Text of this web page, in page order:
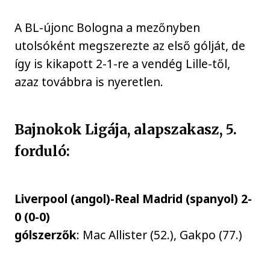
A BL-újonc Bologna a mezőnyben
utolsóként megszerezte az első gólját, de
így is kikapott 2-1-re a vendég Lille-től,
azaz továbbra is nyeretlen.
Bajnokok Ligája, alapszakasz, 5.
forduló:
Liverpool (angol)-Real Madrid (spanyol) 2-
0 (0-0)
gólszerzők: Mac Allister (52.), Gakpo (77.)